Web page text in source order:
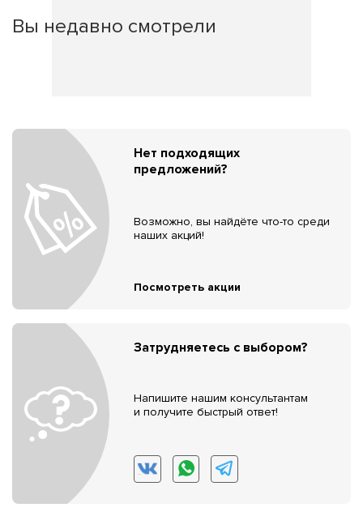
Вы недавно смотрели
Нет подходящих
предложений?
Возможно, вы найдёте что-то среди
наших акций!
Посмотреть акции
Затрудняетесь с выбором?
Напишите нашим консультантам
и получите быстрый ответ!